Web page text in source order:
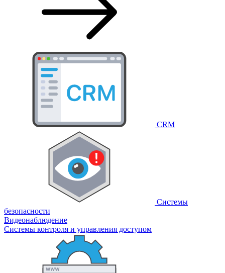
CRM
Системы
безопасности
Видеонаблюдение
Системы контроля и управления доступом